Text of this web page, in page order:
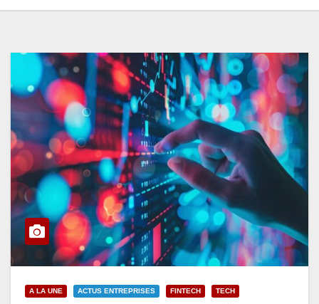
A LA UNE ACTUS ENTREPRISES FINTECH TECH